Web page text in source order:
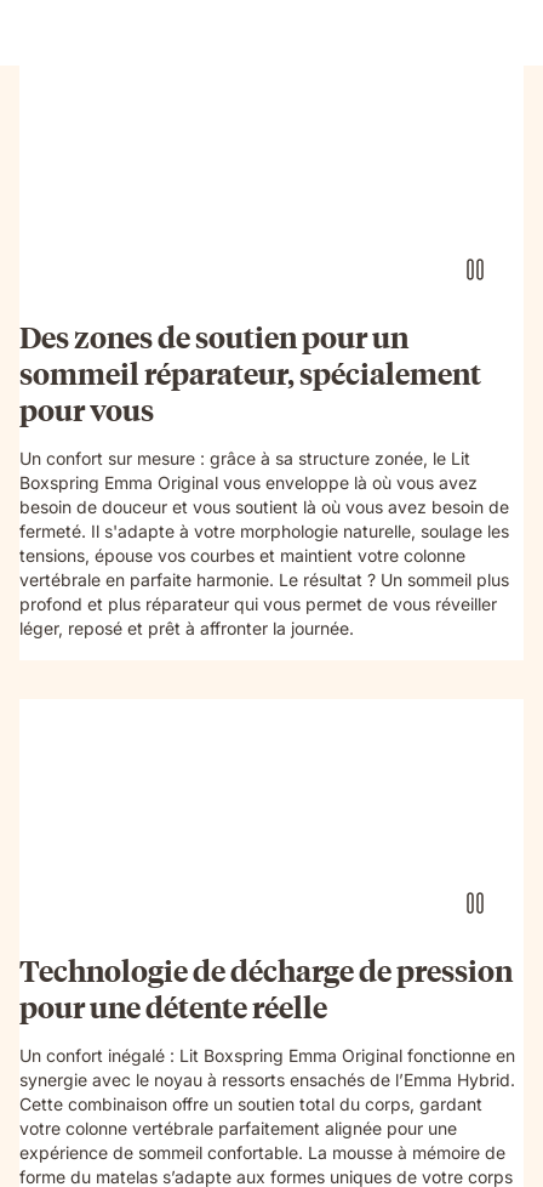
Des zones de soutien pour un
sommeil réparateur, spécialement
pour vous
Un confort sur mesure : grâce à sa structure zonée, le Lit
Boxspring Emma Original vous enveloppe là où vous avez
besoin de douceur et vous soutient là où vous avez besoin de
fermeté. Il s'adapte à votre morphologie naturelle, soulage les
tensions, épouse vos courbes et maintient votre colonne
vertébrale en parfaite harmonie. Le résultat ? Un sommeil plus
profond et plus réparateur qui vous permet de vous réveiller
léger, reposé et prêt à affronter la journée.
Technologie de décharge de pression
pour une détente réelle
Un confort inégalé : Lit Boxspring Emma Original fonctionne en
synergie avec le noyau à ressorts ensachés de l’Emma Hybrid.
Cette combinaison offre un soutien total du corps, gardant
votre colonne vertébrale parfaitement alignée pour une
expérience de sommeil confortable. La mousse à mémoire de
forme du matelas s’adapte aux formes uniques de votre corps